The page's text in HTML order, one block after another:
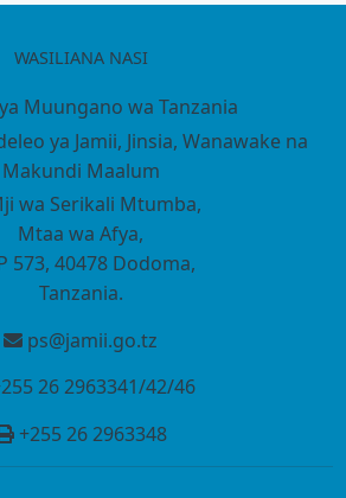
WASILIANA NASI
Muungano wa Tanzania
ya Jamii, Jinsia, Wanawake na
Makundi Maalum
wa Serikali Mtumba,
Mtaa wa Afya,
573, 40478 Dodoma,
Tanzania.
ps@jamii.go.tz
26 2963341/42/46
+255 26 2963348